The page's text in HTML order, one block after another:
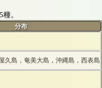
。
分布
久島，奄美大島，沖縄島，西表島